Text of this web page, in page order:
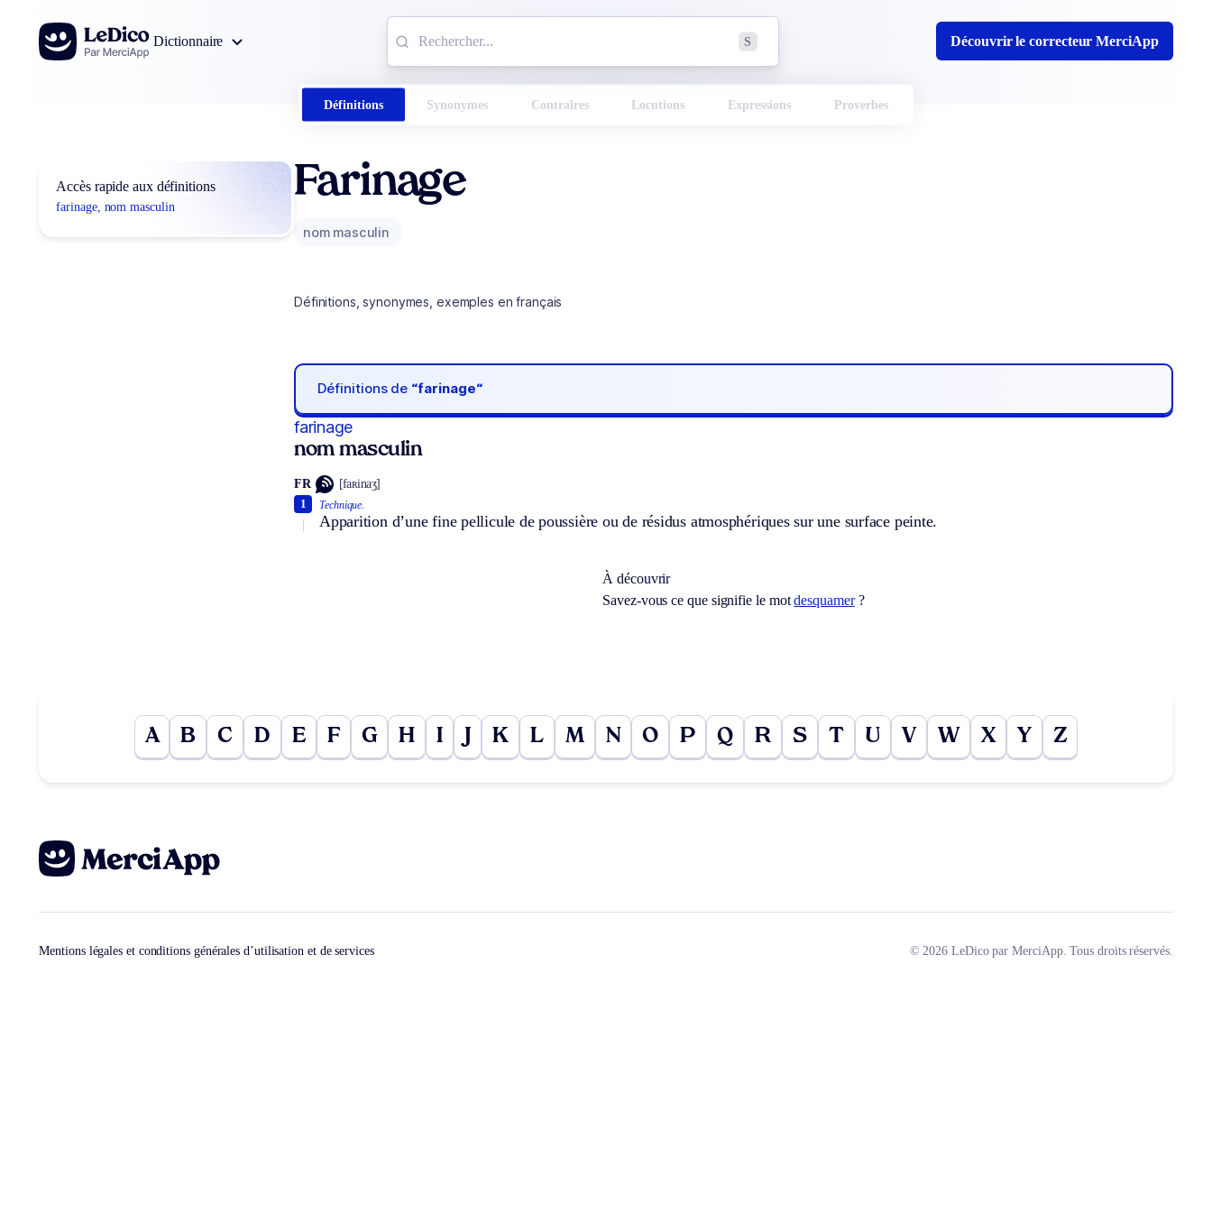
Aller au contenu
Dictionnaire
S Découvrir le correcteur MerciApp
Définitions Synonymes Contraires Locutions Expressions Proverbes
Accès rapide aux définitions
farinage, nom masculin
Farinage
nom masculin
Définitions, synonymes, exemples en français
Définitions de “farinage“
farinage
nom masculin
FR [faʀinaʒ]
Technique.
Apparition d’une fine pellicule de poussière ou de résidus atmosphériques sur une surface peinte.
1
À découvrir
Savez-vous ce que signifie le motdesquamer?
A B C D E F G H I K L M N O P Q R S T U V W X Y Z
Mentions légales et conditions générales d’utilisation et de services © 2026 LeDico par MerciApp. Tous droits réservés.